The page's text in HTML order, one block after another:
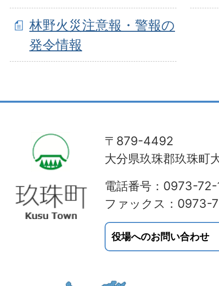
林野火災注意報・警報の
発令情報
〒879-4492
大分県玖珠郡玖珠町
電話番号：0973-72-
ファックス：0973-
役場へのお問い合わせ